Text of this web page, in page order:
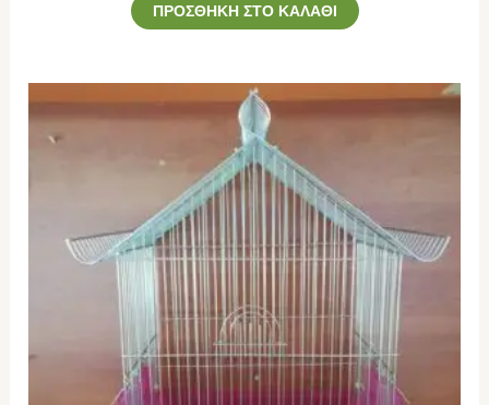
ΠΡΟΣΘΉΚΗ ΣΤΟ ΚΑΛΆΘΙ